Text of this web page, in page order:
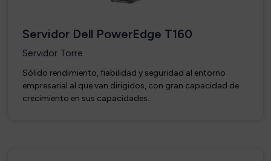
Servidor Dell PowerEdge T160
Servidor Torre
Sólido rendimiento, fiabilidad y seguridad al entorno
empresarial al que van dirigidos, con gran capacidad de
crecimiento en sus capacidades.